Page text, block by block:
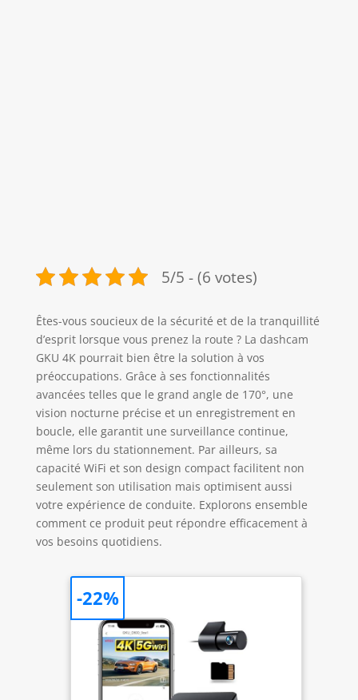
5/5 - (6 votes)
Êtes-vous soucieux de la sécurité et de la tranquillité
d’esprit lorsque vous prenez la route ? La dashcam
GKU 4K pourrait bien être la solution à vos
préoccupations. Grâce à ses fonctionnalités
avancées telles que le grand angle de 170°, une
vision nocturne précise et un enregistrement en
boucle, elle garantit une surveillance continue,
même lors du stationnement. Par ailleurs, sa
capacité WiFi et son design compact facilitent non
seulement son utilisation mais optimisent aussi
votre expérience de conduite. Explorons ensemble
comment ce produit peut répondre efficacement à
vos besoins quotidiens.
-22%